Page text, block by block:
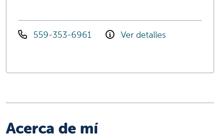
559-353-6961 Ver detalles
Acerca de mí